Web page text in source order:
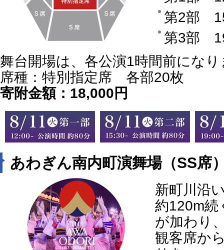
第2部
第3部
舞台開場は、各公演1時間前にな
席種：特別指定席 各部20枚
寄附金額：18,000円
あわぎん南内町演舞場（SS席
新町川沿
約120m続
が加わり
観客席か